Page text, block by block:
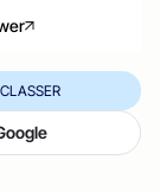
CLASSER